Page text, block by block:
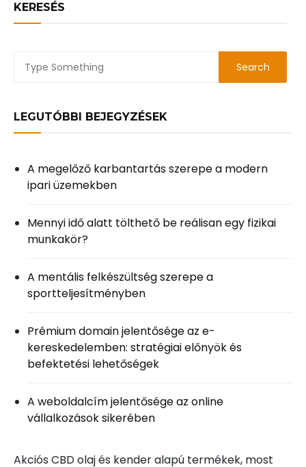
KERESÉS
LEGUTÓBBI BEJEGYZÉSEK
A megelőző karbantartás szerepe a modern
ipari üzemekben
Mennyi idő alatt tölthető be reálisan egy fizikai
munkakör?
A mentális felkészültség szerepe a
sportteljesítményben
Prémium domain jelentősége az e-
kereskedelemben: stratégiai előnyök és
befektetési lehetőségek
A weboldalcím jelentősége az online
vállalkozások sikerében
Akciós CBD olaj és kender alapú termékek, most